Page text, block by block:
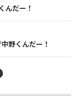
んだー！
野くんだー！